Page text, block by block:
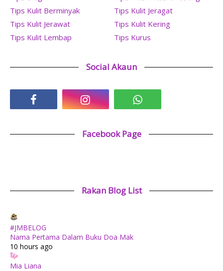
Tips Kulit Berminyak
Tips Kulit Jeragat
Tips Kulit Jerawat
Tips Kulit Kering
Tips Kulit Lembap
Tips Kurus
Social Akaun
Facebook Page
Rakan Blog List
#JMBELOG
Nama Pertama Dalam Buku Doa Mak
10 hours ago
Mia Liana